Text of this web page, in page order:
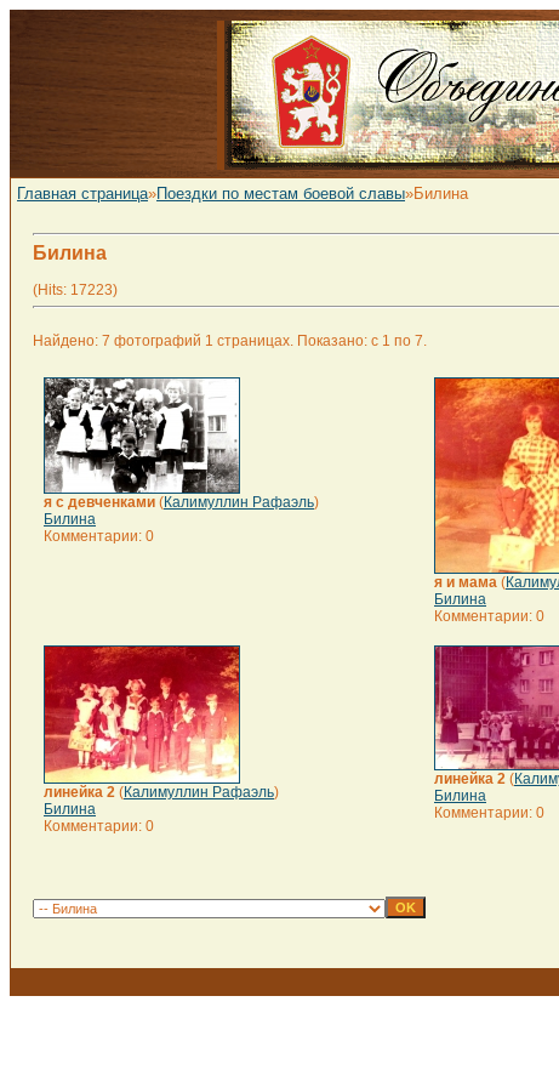
Главная страница»Поездки по местам боевой славы»Билина
Билина
(Hits: 17223)
Найдено: 7 фотографий 1 страницах. Показано: с 1 по 7.
я с девченками (Калимуллин Рафаэль)
Билина
Комментарии: 0
я и мама (
Билина
Комментарии: 0
линейка 2 (Калимуллин Рафаэль)
Билина
Комментарии: 0
линейка 2 (
Билина
Комментарии: 0